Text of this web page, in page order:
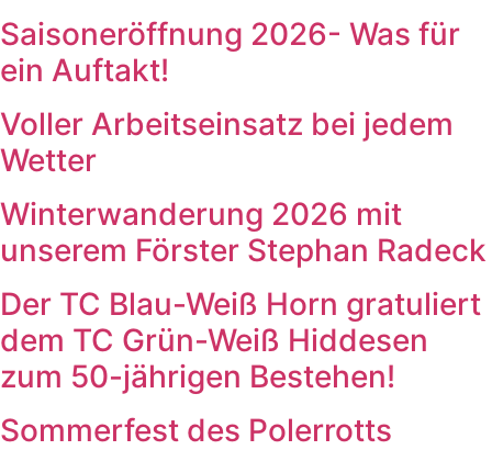
Saisoneröffnung 2026- Was für
ein Auftakt!
Voller Arbeitseinsatz bei jedem
Wetter
Winterwanderung 2026 mit
unserem Förster Stephan Radeck
Der TC Blau-Weiß Horn gratuliert
dem TC Grün-Weiß Hiddesen
zum 50-jährigen Bestehen!
Sommerfest des Polerrotts